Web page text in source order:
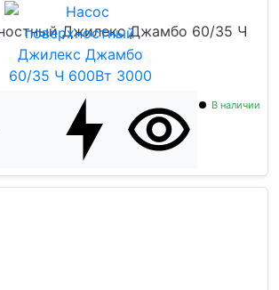
Джилекс Джамбо 60/35 Ч
В наличии